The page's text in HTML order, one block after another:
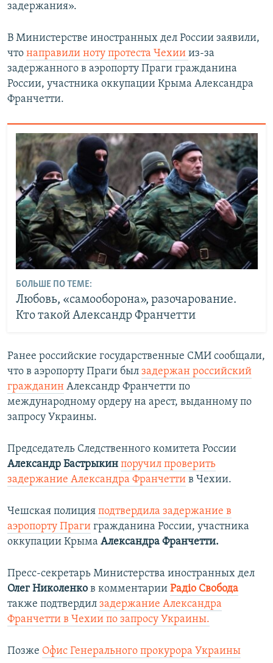
задержания».
В Министерстве иностранных дел России заявили,
что направили ноту протеста Чехии из-за
задержанного в аэропорту Праги гражданина
России, участника оккупации Крыма Александра
Франчетти.
БОЛЬШЕ ПО ТЕМЕ:
Любовь, «самооборона», разочарование.
Кто такой Александр Франчетти
Ранее российские государственные СМИ сообщали,
что в аэропорту Праги был задержан российский
гражданин Александр Франчетти по
международному ордеру на арест, выданному по
запросу Украины.
Председатель Следственного комитета России
Александр Бастрыкин поручил проверить
задержание Александра Франчетти в Чехии.
Чешская полиция подтвердила задержание в
аэропорту Праги гражданина России, участника
оккупации Крыма Александра Франчетти.
Пресс-секретарь Министерства иностранных дел
Олег Николенко в комментарии Радіо Свобода
также подтвердил задержание Александра
Франчетти в Чехии по запросу Украины.
Позже Офис Генерального прокурора Украины